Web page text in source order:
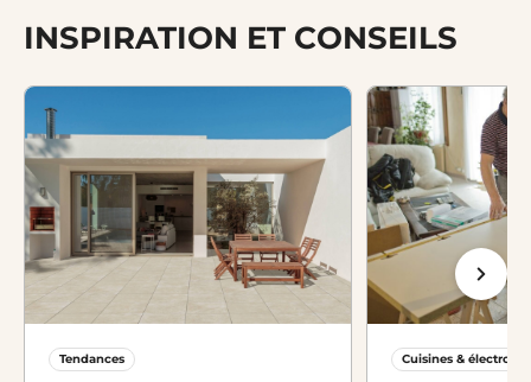
INSPIRATION ET CONSEILS
Tendances Cuisines &